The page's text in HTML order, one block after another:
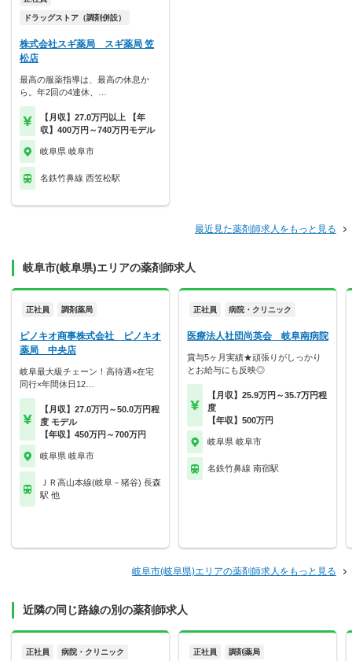
ドラッグストア（調剤併設）
株式会社スギ薬局 スギ薬局 笠
松店
最高の服薬指導は、最高の休息か
ら。年2回の4連休、…
【月収】27.0万円以上 【年
収】400万円～740万円モデル
岐阜県 岐阜市
名鉄竹鼻線 西笠松駅
最近見た薬剤師求人をもっと見る
岐阜市(岐阜県)エリアの薬剤師求人
正社員 調剤薬局
ピノキオ商事株式会社 ピノキオ
薬局 中央店
岐阜最大級チェーン！高待遇×在宅
同行×年間休日12…
【月収】27.0万円～50.0万円程
度 モデル
【年収】450万円～700万円
岐阜県 岐阜市
ＪＲ高山本線(岐阜－猪谷) 長森
駅 他
正社員 病院・クリニック
医療法人社団尚英会 岐阜南病院
賞与5ヶ月実績★頑張りがしっかり
とお給与にも反映◎
【月収】25.9万円～35.7万円程
度
【年収】500万円
岐阜県 岐阜市
名鉄竹鼻線 南宿駅
岐阜市(岐阜県)エリアの薬剤師求人をもっと見る
近隣の同じ路線の別の薬剤師求人
正社員 病院・クリニック 正社員 調剤薬局